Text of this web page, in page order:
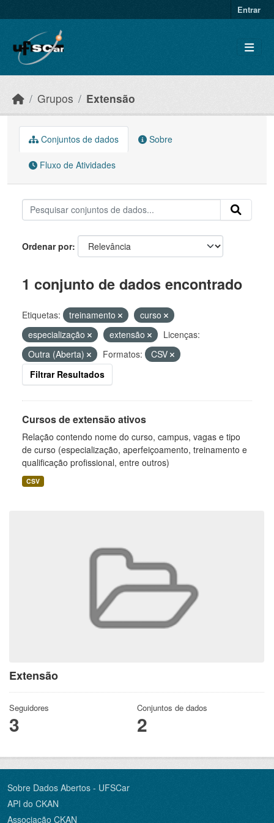
Entrar
Grupos Extensão
Extensão
Seguidores
3
Conjuntos de dados
2
Conjuntos de dados Sobre
Fluxo de Atividades
Ordenar por
1 conjunto de dados encontrado
Etiquetas: treinamento
curso
especialização
extensão
Licenças:
Outra (Aberta)
Formatos:
CSV
Filtrar Resultados
Cursos de extensão ativos
Relação contendo nome do curso, campus, vagas e tipo
de curso (especialização, aperfeiçoamento, treinamento e
qualificação profissional, entre outros)
CSV
Sobre Dados Abertos - UFSCar
API do CKAN
Associação CKAN